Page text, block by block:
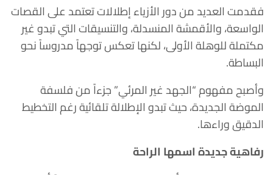
فقدمت العديد من دور الأزياء إطلالات تعتمد على القصات
الواسعة، والأقمشة المنسدلة، والتنسيقات التي تبدو غير
مكتملة للوهلة الأولى، لكنها تعكس توجهاً مدروساً نحو
البساطة.
وأصبح مفهوم “الجهد غير المرئي” جزءاً من فلسفة
الموضة الجديدة، حيث تبدو الإطلالة تلقائية رغم التخطيط
الدقيق وراءها.
رفاهية جديدة اسمها الراحة